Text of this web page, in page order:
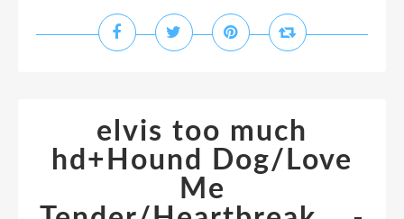
elvis too much
hd+Hound Dog/Love
Me